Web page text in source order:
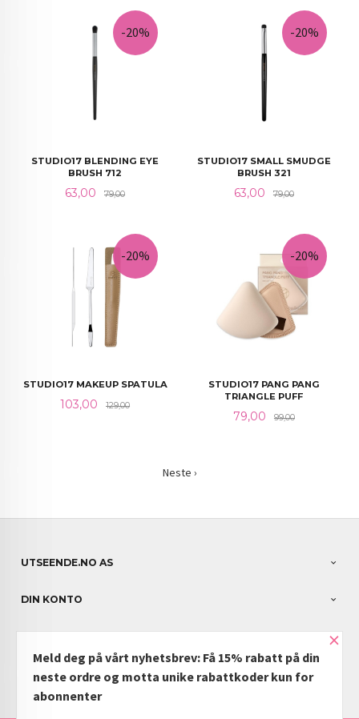
STUDIO17 BLENDING EYE
BRUSH 712
Tilbud
63,00 79,00Rabatt
-20%
STUDIO17 SMALL SMUDGE
BRUSH 321
Tilbud
63,00 79,00Rabatt
-20%
STUDIO17 MAKEUP SPATULA
Tilbud
103,00 129,00Rabatt
-20%
STUDIO17 PANG PANG
TRIANGLE PUFF
Tilbud
79,00 99,00Rabatt
-20%
Neste ›
UTSEENDE.NO AS
DIN KONTO
NYHETSBREV
PARTNERE
×
Meld deg på vårt nyhetsbrev: Få 15% rabatt på din
neste ordre og motta unike rabattkoder kun for
abonnenter